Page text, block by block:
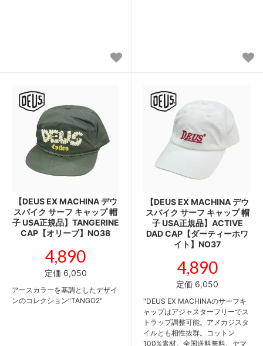
【DEUS EX MACHINA デウ
スバイク サーフ キャップ 帽
子 USA正規品】TANGERINE
CAP【オリーブ】NO38
4,890
定価 6,050
アースカラーを基調としたデザイ
ンのコレクション"TANGO2"
【DEUS EX MACHINA デウ
スバイク サーフ キャップ 帽
子 USA正規品】ACTIVE
DAD CAP【ダーティーホワ
イト】NO37
4,890
定価 6,050
"DEUS EX MACHINAのサーフキ
ャップはアジャスターフリーでス
トラップ調整可能。アメカジスタ
イルとも相性抜群。コットン
100%素材。全国送料無料、ヤマ